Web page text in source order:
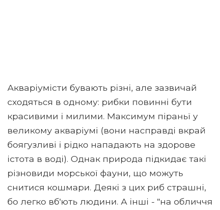
Акваріумісти бувають різні, але зазвичай
сходяться в одному: рибки повинні бути
красивими і милими. Максимум піраньї у
великому акваріумі (вони насправді вкрай
боягузливі і рідко нападають на здорове
істота в воді). Однак природа підкидає такі
різновиди морської фауни, що можуть
снитися кошмари. Деякі з цих риб страшні,
бо легко вб'ють людини. А інші - "на обличчя